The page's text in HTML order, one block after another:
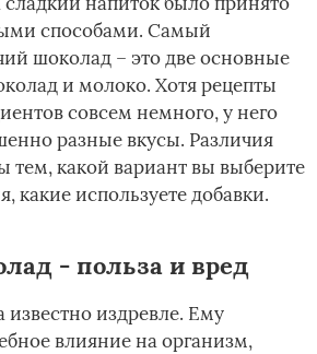
способами. Самый
шоколад – это две основные
и молоко. Хотя рецепты
совсем немного, у него
разные вкусы. Различия
тем, какой вариант вы выберите
какие используете добавки.
- польза и вред
известно издревле. Ему
влияние на организм,